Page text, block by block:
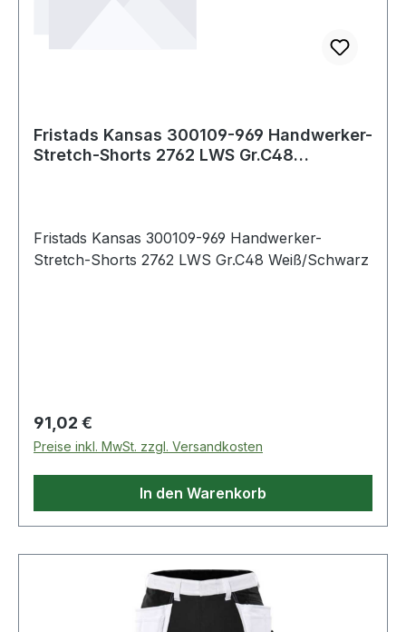
Fristads Kansas 300109-969 Handwerker-
Stretch-Shorts 2762 LWS Gr.C48
Fristads Kansas 300109-969 Handwerker-
Stretch-Shorts 2762 LWS Gr.C48 Weiß/Schwarz
Regulärer Preis:
91,02 €
Preise inkl. MwSt. zzgl. Versandkosten
In den Warenkorb